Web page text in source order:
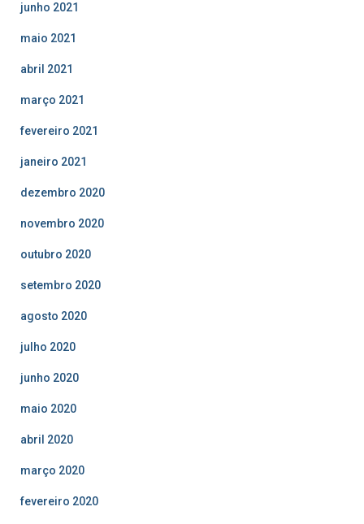
junho 2021
maio 2021
abril 2021
março 2021
fevereiro 2021
janeiro 2021
dezembro 2020
novembro 2020
outubro 2020
setembro 2020
agosto 2020
julho 2020
junho 2020
maio 2020
abril 2020
março 2020
fevereiro 2020